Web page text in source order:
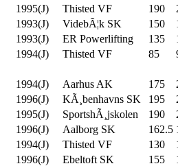
1995(J) Thisted VF 190
1993(J) VidebÃ¦k SK 150
1993(J) ER Powerlifting 135
1994(J) Thisted VF 85
1994(J) Aarhus AK 175
1996(J) KÃ¸benhavns SK 195
1995(J) SportshÃ¸jskolen 190
1996(J) Aalborg SK 162.5
1994(J) Thisted VF 130
1996(J) Ebeltoft SK 155